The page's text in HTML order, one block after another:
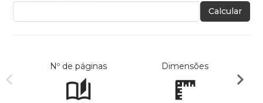
Calcular
Nº de páginas Dimensões